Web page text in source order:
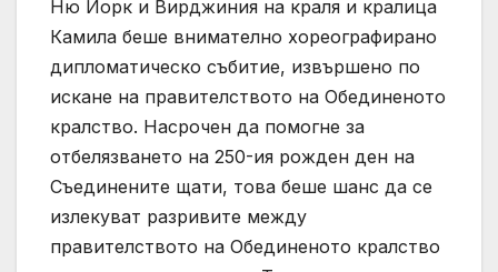
Ню Йорк и Вирджиния на краля и кралица
Камила беше внимателно хореографирано
дипломатическо събитие, извършено по
искане на правителството на Обединеното
кралство. Насрочен да помогне за
отбелязването на 250-ия рожден ден на
Съединените щати, това беше шанс да се
излекуват разривите между
правителството на Обединеното кралство